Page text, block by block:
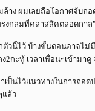
าง ผมเลยถือโอกาศจับถ
งกลมที่คลาสสิคตลอดกาล"
นี้ไว้ บ้างขั้นตอนอาจไม่
กะทู้ เวลาเพื่อนๆเข้ามา
ป็นไว้แนวทางในการถ
แล้ว